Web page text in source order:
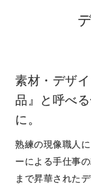
素材・デザ
品』と呼べ
に。
熟練の現像職人
ーによる手仕事の
まで昇華された